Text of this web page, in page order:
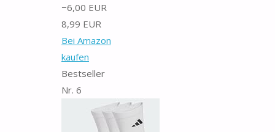
−6,00 EUR
8,99 EUR
Bei Amazon
kaufen
Bestseller
Nr. 6